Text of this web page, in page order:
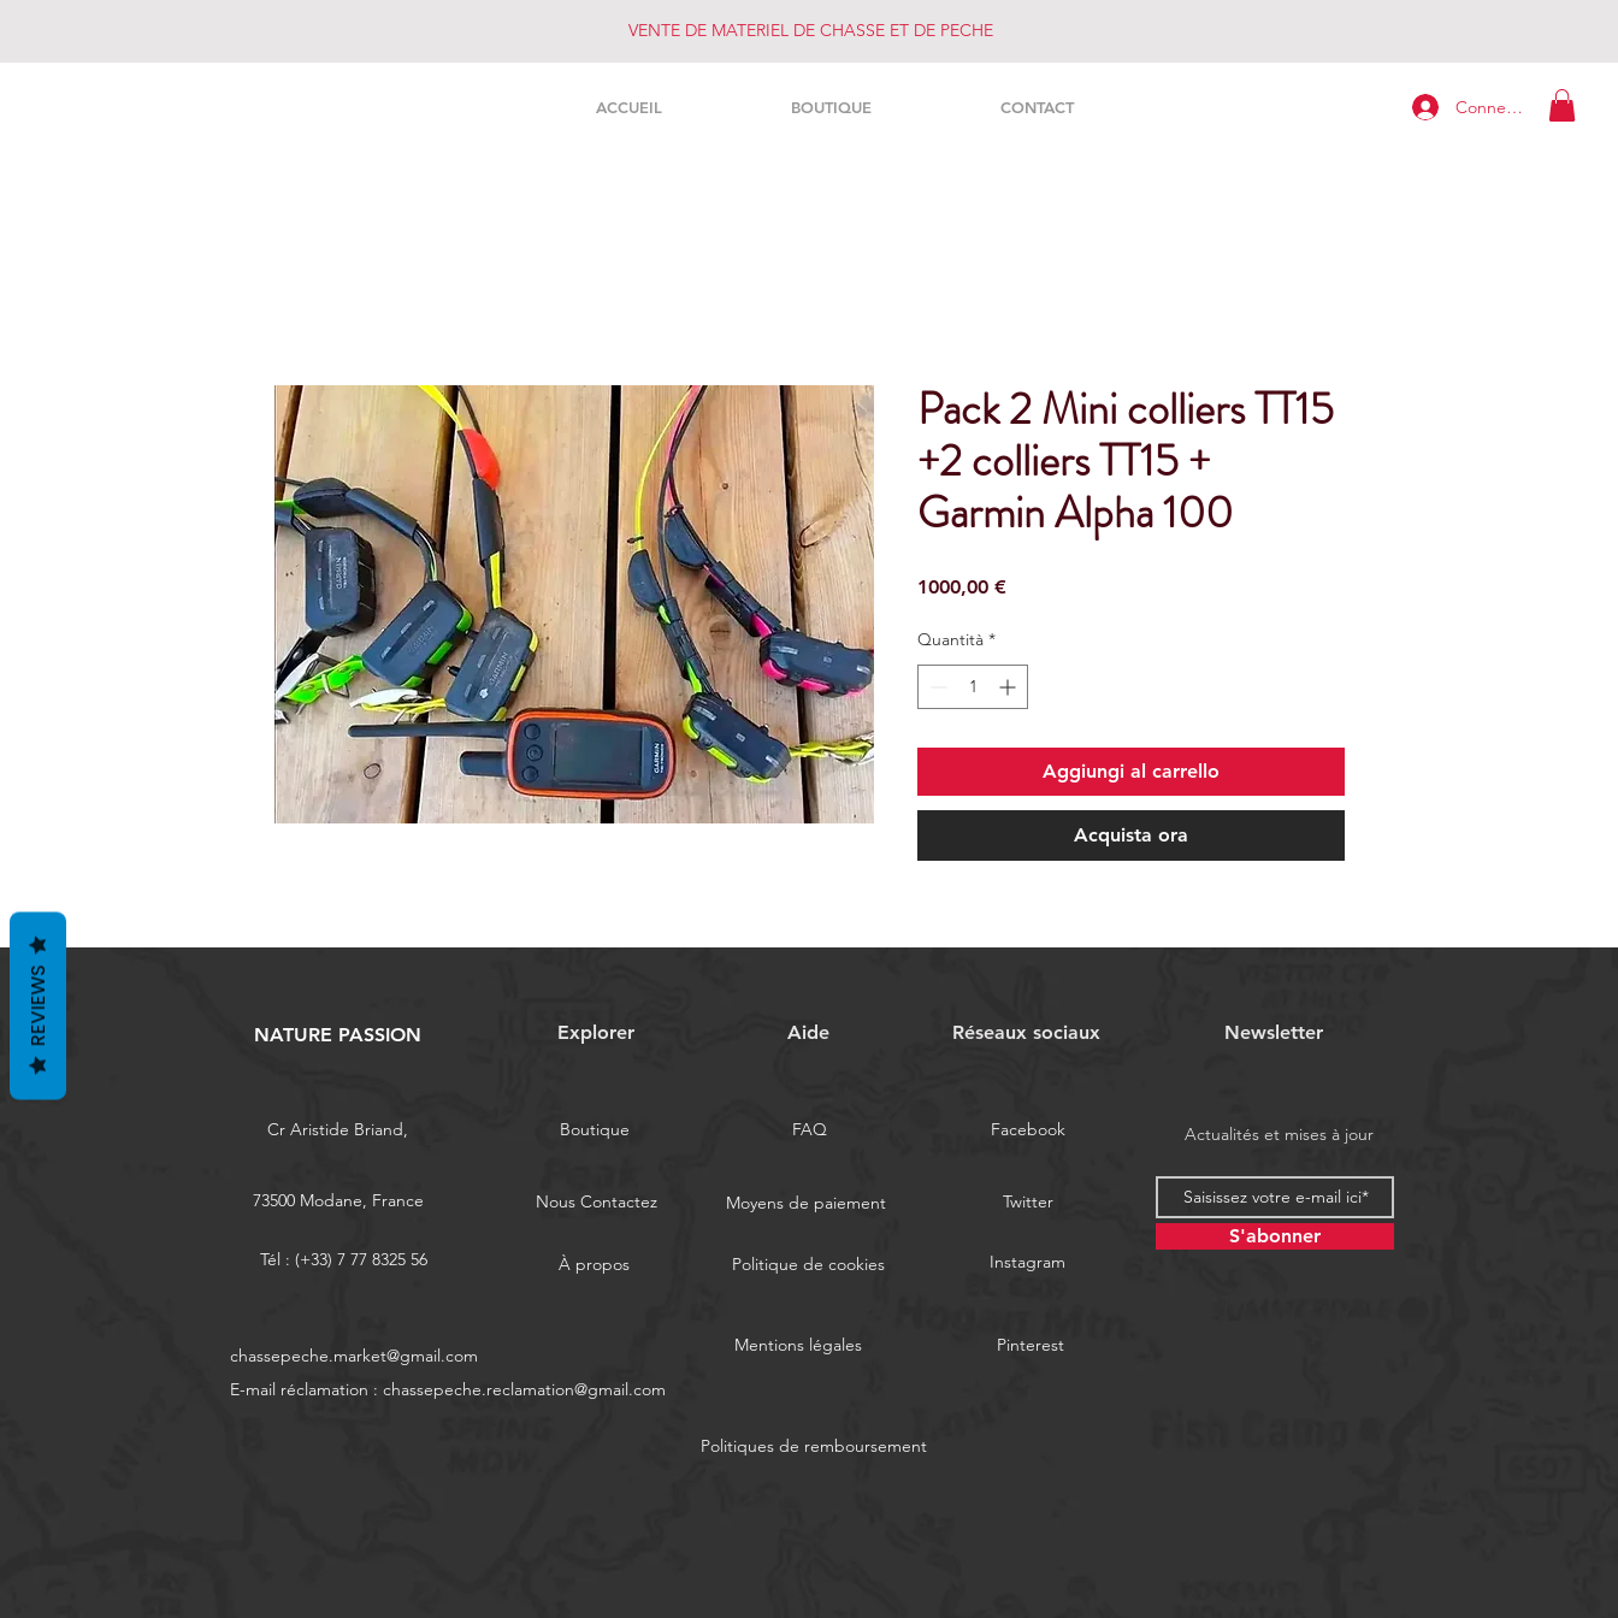
Connexion
VENTE DE MATERIEL DE CHASSE ET DE PECHE
ACCUEIL BOUTIQUE CONTACT
Pack 2 Mini colliers TT15
+2 colliers TT15 +
Garmin Alpha 100
1000,00 €Prezzo
Quantità *
Aggiungi al carrello
Acquista ora
NATURE PASSION Explorer Aide Réseaux sociaux Newsletter
Cr Aristide Briand,
73500 Modane, France
Tél : (+33) 7 77 8325 56
Boutique FAQ
Nous Contactez Moyens de paiement
À propos Politique de cookies
Facebook
Twitter
Instagram
Actualités et mises à jour
S'abonner
chassepeche.market@gmail.com
E-mail réclamation : chassepeche.reclamation@gmail.com
Mentions légales Pinterest
Politiques de remboursement
REVIEWS